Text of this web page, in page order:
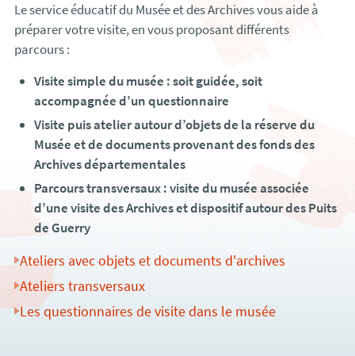
Le service éducatif du Musée et des Archives vous aide à
préparer votre visite, en vous proposant différents
parcours :
Visite simple du musée : soit guidée, soit
accompagnée d’un questionnaire
Visite puis atelier autour d’objets de la réserve du
Musée et de documents provenant des fonds des
Archives départementales
Parcours transversaux : visite du musée associée
d’une visite des Archives et dispositif autour des Puits
de Guerry
Ateliers avec objets et documents d'archives
Ateliers transversaux
Les questionnaires de visite dans le musée